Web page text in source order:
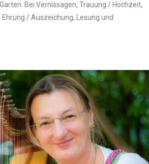
Bei Vernissagen, Trauung / Hochzeit,
/ Auszeichung, Lesung und